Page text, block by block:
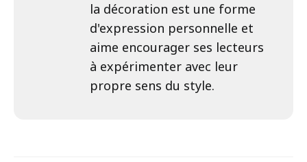
la décoration est une forme
d'expression personnelle et
aime encourager ses lecteurs
à expérimenter avec leur
propre sens du style.